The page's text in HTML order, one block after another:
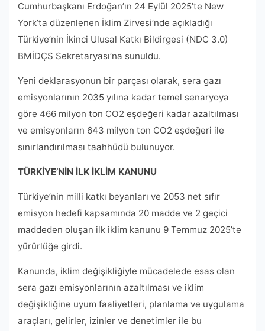
Cumhurbaşkanı Erdoğan’ın 24 Eylül 2025’te New
York’ta düzenlenen İklim Zirvesi’nde açıkladığı
Türkiye’nin İkinci Ulusal Katkı Bildirgesi (NDC 3.0)
BMİDÇS Sekretaryası’na sunuldu.
Yeni deklarasyonun bir parçası olarak, sera gazı
emisyonlarının 2035 yılına kadar temel senaryoya
göre 466 milyon ton CO2 eşdeğeri kadar azaltılması
ve emisyonların 643 milyon ton CO2 eşdeğeri ile
sınırlandırılması taahhüdü bulunuyor.
TÜRKİYE’NİN İLK İKLİM KANUNU
Türkiye’nin milli katkı beyanları ve 2053 net sıfır
emisyon hedefi kapsamında 20 madde ve 2 geçici
maddeden oluşan ilk iklim kanunu 9 Temmuz 2025’te
yürürlüğe girdi.
Kanunda, iklim değişikliğiyle mücadelede esas olan
sera gazı emisyonlarının azaltılması ve iklim
değişikliğine uyum faaliyetleri, planlama ve uygulama
araçları, gelirler, izinler ve denetimler ile bu